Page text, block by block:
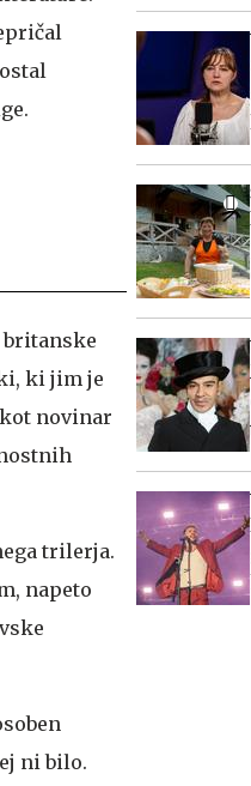
britanske
ki jim je
novinar
trilerja.
napeto
ni bilo.